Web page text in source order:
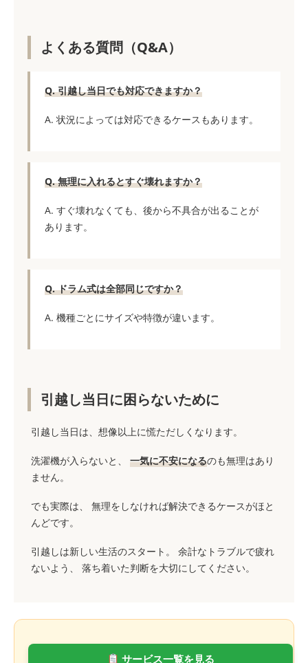
よくある質問（Q&A）
Q. 引越し当日でも対応できますか？
A. 状況によっては対応できるケースもあります。
Q. 無理に入れるとすぐ壊れますか？
A. すぐ壊れなくても、後から不具合が出ることが
あります。
Q. ドラム式は全部同じですか？
A. 機種ごとにサイズや特徴が違います。
引越し当日に困らないために
引越し当日は、想像以上に慌ただしくなります。
洗濯機が入らないと、 一気に不安になるのも無理はあり
ません。
でも実際は、 無理をしなければ解決できるケースがほと
んどです。
引越しは新しい生活のスタート。 余計なトラブルで疲れ
ないよう、 落ち着いた判断を大切にしてください。
サービス一覧を見る